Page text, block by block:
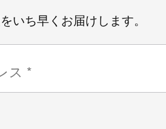
いち早くお届けします。